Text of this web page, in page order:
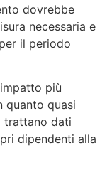
dovrebbe
necessaria e
il periodo
più
quanto quasi
trattano dati
dipendenti alla